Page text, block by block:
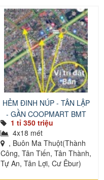
HẺM ĐINH NÚP - TÂN LẬP
- GẦN COOPMART BMT
1 tỉ 350 triệu
4x18 mét
, Buôn Ma Thuột(Thành
Công, Tân Tiến, Tân Thành,
Tự An, Tân Lợi, Cư Êbur)